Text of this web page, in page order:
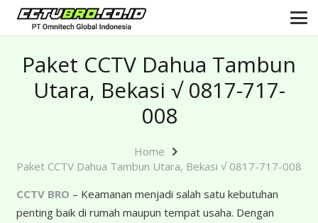
Paket CCTV Dahua Tambun
Utara, Bekasi √ 0817-717-
008
Home
Paket CCTV Dahua Tambun Utara, Bekasi √ 0817-717-008
CCTV BRO – Keamanan menjadi salah satu kebutuhan
penting baik di rumah maupun tempat usaha. Dengan